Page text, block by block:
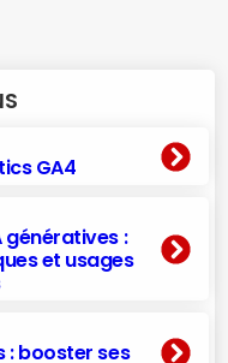
GA4
génératives :
et usages
: booster ses